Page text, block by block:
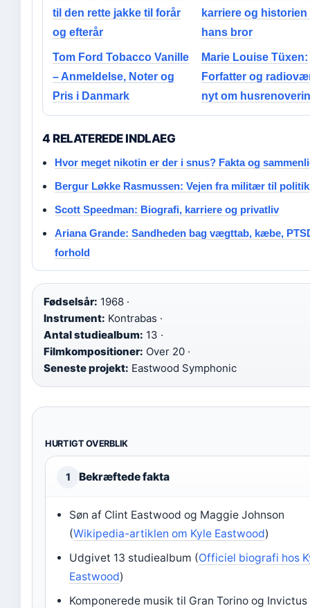
til den rette jakke til forår
og efterår
karriere og historien
hans bror
Tom Ford Tobacco Vanille
– Anmeldelse, Noter og
Pris i Danmark
Marie Louise Tüxen:
Forfatter og
nyt om
4 RELATEREDE INDLAEG
Hvor meget nikotin er der i snus? Fakta og
Bergur Løkke Rasmussen: Vejen fra militær til politik
Scott Speedman: Biografi, karriere og privatliv
Ariana Grande: Sandheden bag vægttab, kæbe,
forhold
Fødselsår: 1968 ·
Instrument: Kontrabas ·
Antal studiealbum: 13 ·
Filmkompositioner: Over 20 ·
Seneste projekt: Eastwood Symphonic
HURTIGT OVERBLIK
1 Bekræftede fakta
Søn af Clint Eastwood og Maggie Johnson
(Wikipedia-artiklen om Kyle Eastwood)
Udgivet 13 studiealbum (Officiel biografi hos
Eastwood)
Komponerede musik til Gran Torino og Invictus